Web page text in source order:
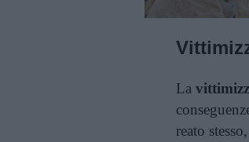
La
reato